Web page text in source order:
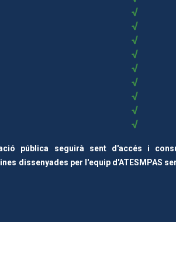
√
√
√
√
√
√
√
√
√
pública seguirà sent d'accés i
dissenyades per l'equip d'ATESMPAS